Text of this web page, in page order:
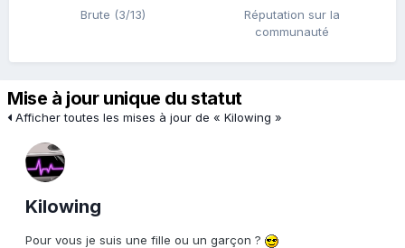
Brute (3/13)
Réputation sur la
communauté
Mise à jour unique du statut
Afficher toutes les mises à jour de « Kilowing »
Kilowing
Pour vous je suis une fille ou un garçon ?